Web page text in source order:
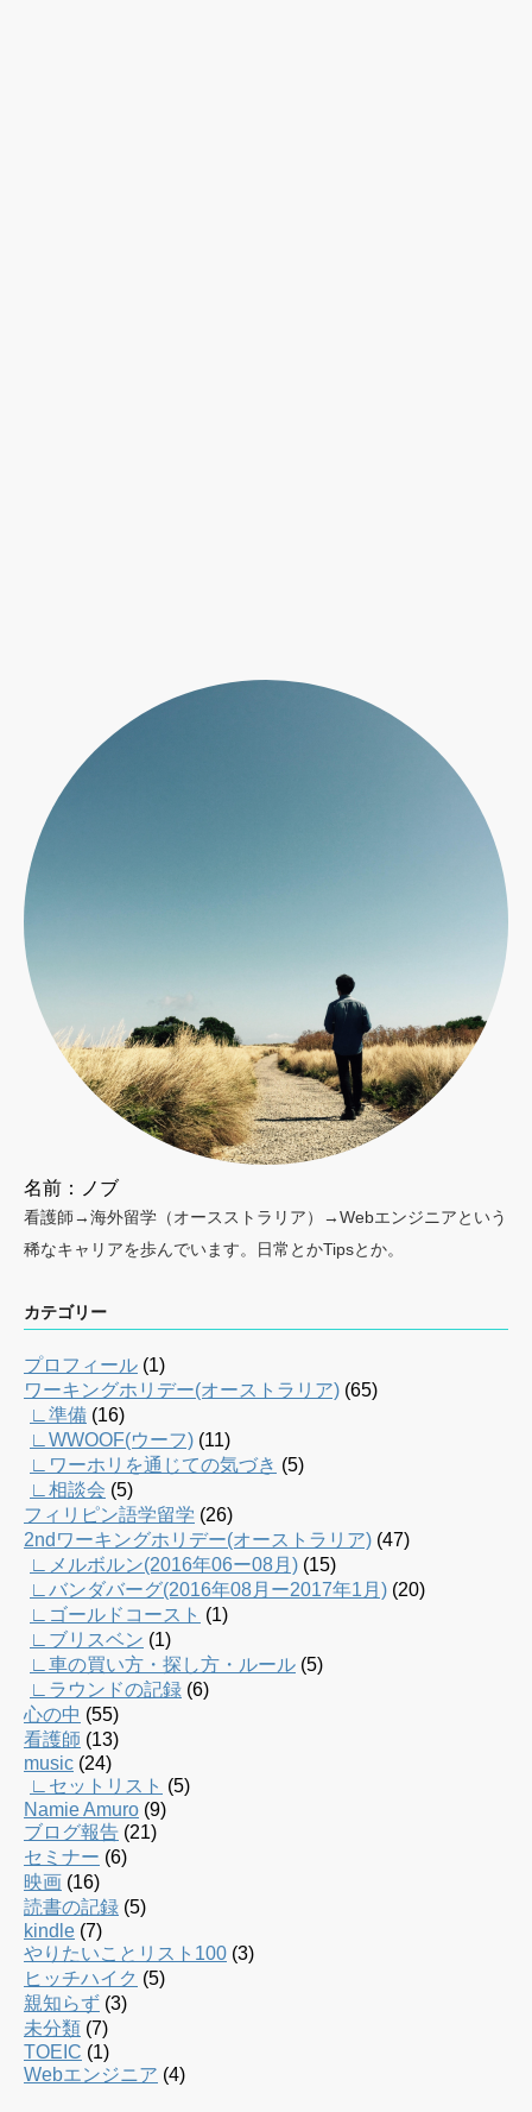
名前：ノブ
看護師→海外留学（オースストラリア）→Webエンジニアという
稀なキャリアを歩んでいます。日常とかTipsとか。
カテゴリー
プロフィール (1)
ワーキングホリデー(オーストラリア) (65)
∟準備 (16)
∟WWOOF(ウーフ) (11)
∟ワーホリを通じての気づき (5)
∟相談会 (5)
フィリピン語学留学 (26)
2ndワーキングホリデー(オーストラリア) (47)
∟メルボルン(2016年06ー08月) (15)
∟バンダバーグ(2016年08月ー2017年1月) (20)
∟ゴールドコースト (1)
∟ブリスベン (1)
∟車の買い方・探し方・ルール (5)
∟ラウンドの記録 (6)
心の中 (55)
看護師 (13)
music (24)
∟セットリスト (5)
Namie Amuro (9)
ブログ報告 (21)
セミナー (6)
映画 (16)
読書の記録 (5)
kindle (7)
やりたいことリスト100 (3)
ヒッチハイク (5)
親知らず (3)
未分類 (7)
TOEIC (1)
Webエンジニア (4)